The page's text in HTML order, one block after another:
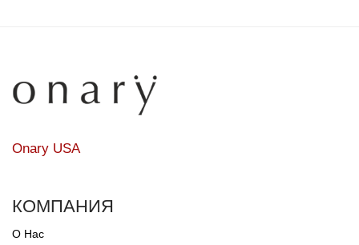
Onary USA
КОМПАНИЯ
О Нас